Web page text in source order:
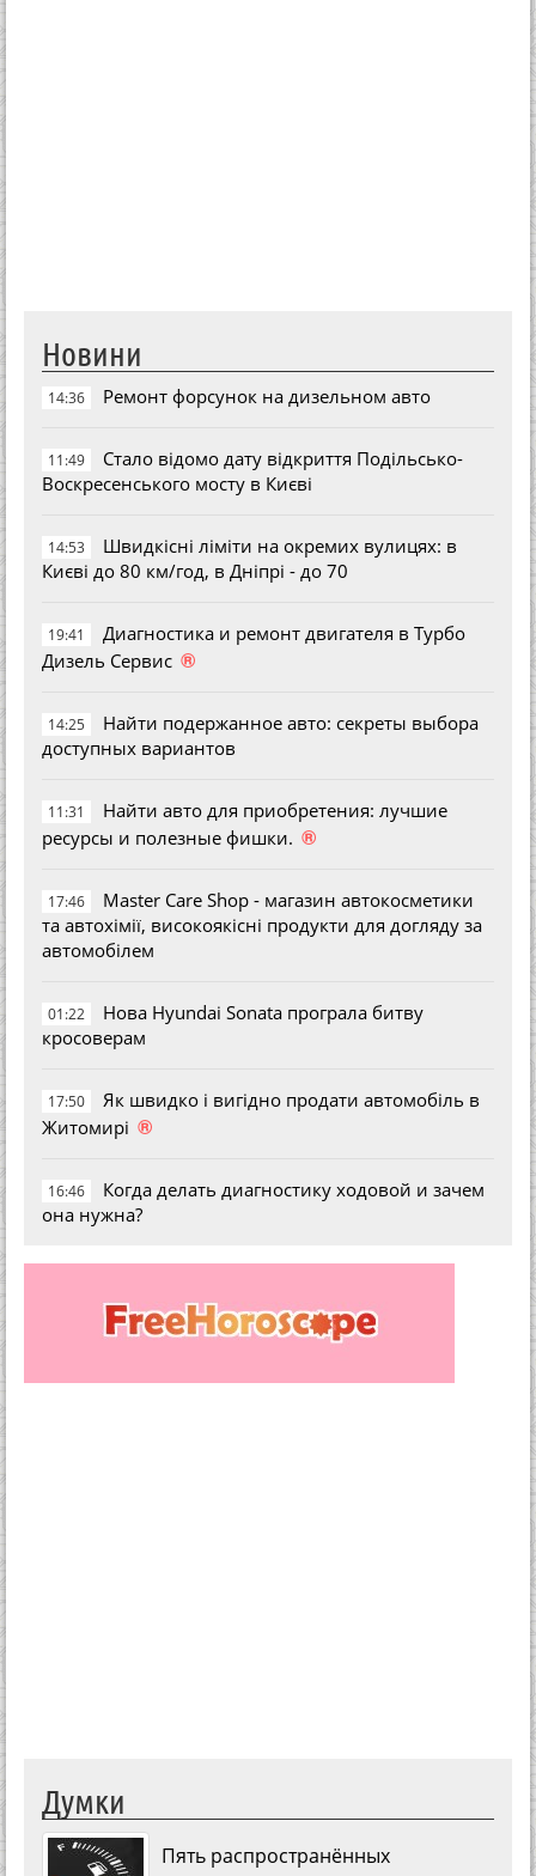
Новини
14:36 Ремонт форсунок на дизельном авто
11:49
Стало відомо дату відкриття Подільсько-
Воскресенського мосту в Києві
14:53
Швидкісні ліміти на окремих вулицях: в
Києві до 80 км/год, в Дніпрі - до 70
19:41
Диагностика и ремонт двигателя в Турбо
Дизель Сервис ®
14:25
Найти подержанное авто: секреты выбора
доступных вариантов
11:31
Найти авто для приобретения: лучшие
ресурсы и полезные фишки. ®
17:46
Master Care Shop - магазин автокосметики
та автохімії, високоякісні продукти для догляду за
автомобілем
01:22
Нова Hyundai Sonata програла битву
кросоверам
17:50
Як швидко і вигідно продати автомобіль в
Житомирі ®
16:46
Когда делать диагностику ходовой и зачем
она нужна?
Думки
Пять распространённых